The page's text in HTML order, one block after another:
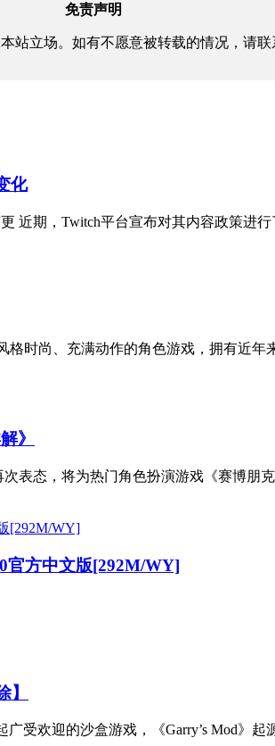
免责声明
站立场。如有不愿意被转载的情况，请联
化
近期，Twitch平台宣布对其内容政策进
格时尚、充满动作的角色游戏，拥有近年
》
次表态，将为热门角色扮演游戏《赛博朋克
官方中文版[292M/WY]
受欢迎的沙盒游戏，《Garry’s Mod》起